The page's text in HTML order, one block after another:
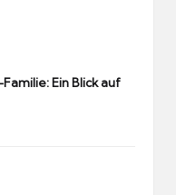
Ein Blick auf